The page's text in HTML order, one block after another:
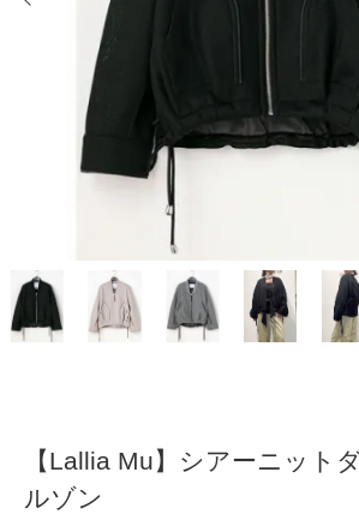
【Lallia Mu】シアーニット
ルゾン